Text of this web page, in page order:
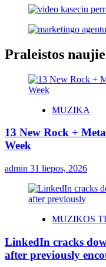
Praleistos
MUZIKA
13 New Rock +
Week
admin 31 liepos, 2026
MUZIKOS
LinkedIn cracks
after previously